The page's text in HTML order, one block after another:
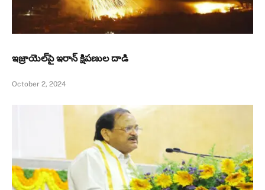
ఇజ్రాయెల్‌పై ఇరాన్ క్షిపణుల దాడి
October 2, 2024